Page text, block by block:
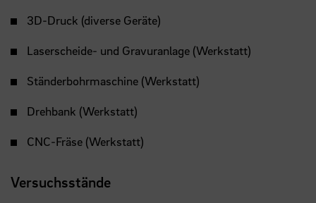
3D-Druck (diverse Geräte)
Laserscheide- und Gravuranlage (Werkstatt)
Ständerbohrmaschine (Werkstatt)
Drehbank (Werkstatt)
CNC-Fräse (Werkstatt)
Versuchsstände